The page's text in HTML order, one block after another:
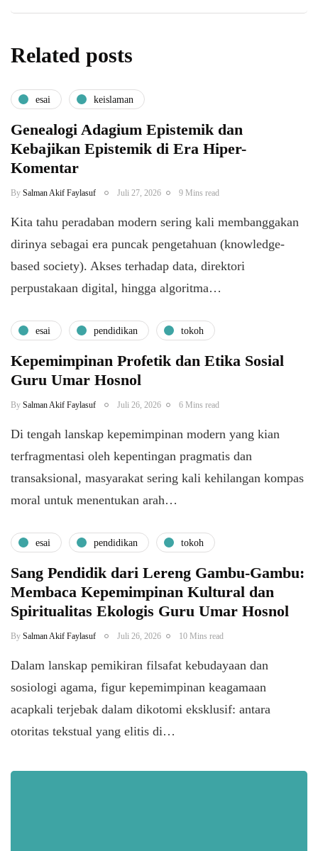
Related posts
esai keislaman
Genealogi Adagium Epistemik dan
Kebajikan Epistemik di Era Hiper-
Komentar
By Salman Akif Faylasuf Juli 27, 2026 9 Mins read
Kita tahu peradaban modern sering kali membanggakan
dirinya sebagai era puncak pengetahuan (knowledge-
based society). Akses terhadap data, direktori
perpustakaan digital, hingga algoritma…
esai pendidikan tokoh
Kepemimpinan Profetik dan Etika Sosial
Guru Umar Hosnol
By Salman Akif Faylasuf Juli 26, 2026 6 Mins read
Di tengah lanskap kepemimpinan modern yang kian
terfragmentasi oleh kepentingan pragmatis dan
transaksional, masyarakat sering kali kehilangan kompas
moral untuk menentukan arah…
esai pendidikan tokoh
Sang Pendidik dari Lereng Gambu-Gambu:
Membaca Kepemimpinan Kultural dan
Spiritualitas Ekologis Guru Umar Hosnol
By Salman Akif Faylasuf Juli 26, 2026 10 Mins read
Dalam lanskap pemikiran filsafat kebudayaan dan
sosiologi agama, figur kepemimpinan keagamaan
acapkali terjebak dalam dikotomi eksklusif: antara
otoritas tekstual yang elitis di…